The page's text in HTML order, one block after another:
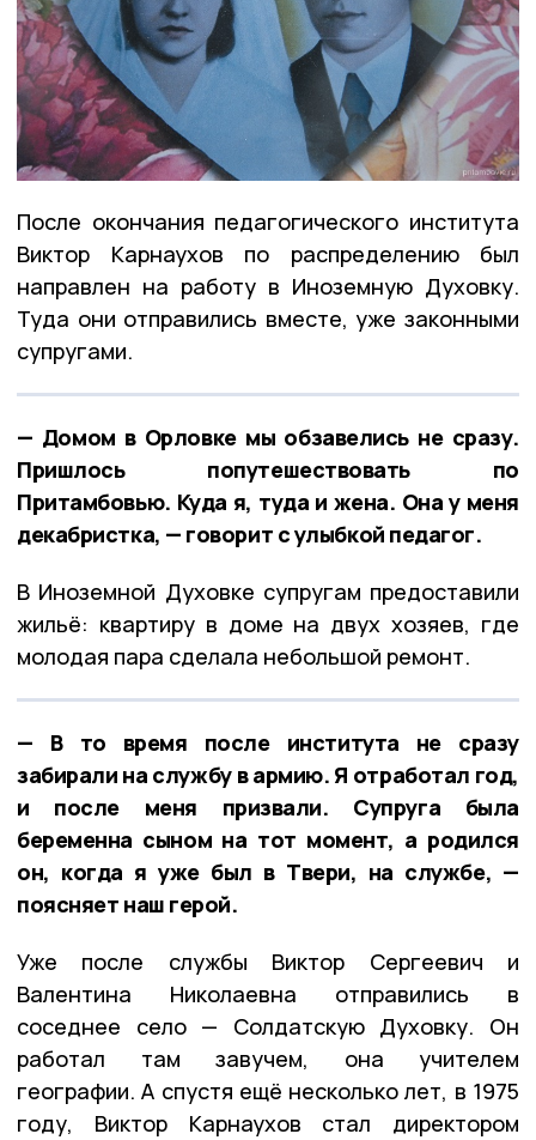
После окончания педагогического института
Виктор Карнаухов по распределению был
направлен на работу в Иноземную Духовку.
Туда они отправились вместе, уже законными
супругами.
— Домом в Орловке мы обзавелись не сразу.
Пришлось попутешествовать по
Притамбовью. Куда я, туда и жена. Она у меня
декабристка, — говорит с улыбкой педагог.
В Иноземной Духовке супругам предоставили
жильё: квартиру в доме на двух хозяев, где
молодая пара сделала небольшой ремонт.
— В то время после института не сразу
забирали на службу в армию. Я отработал год,
и после меня призвали. Супруга была
беременна сыном на тот момент, а родился
он, когда я уже был в Твери, на службе, —
поясняет наш герой.
Уже после службы Виктор Сергеевич и
Валентина Николаевна отправились в
соседнее село — Солдатскую Духовку. Он
работал там завучем, она учителем
географии. А спустя ещё несколько лет, в 1975
году, Виктор Карнаухов стал директором